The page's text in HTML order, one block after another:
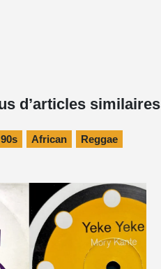
d’articles similaires
90s African Reggae